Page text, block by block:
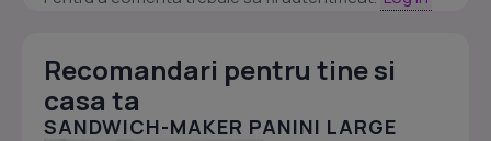
Recomandari pentru tine si
casa ta
SANDWICH-MAKER PANINI LARGE